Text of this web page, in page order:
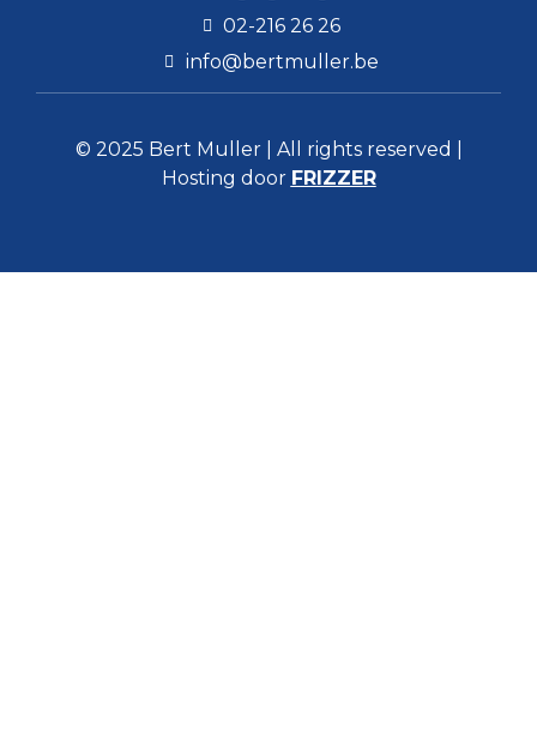
02-216 26 26
info@bertmuller.be
© 2025 Bert Muller | All rights reserved |
Hosting door FRIZZER